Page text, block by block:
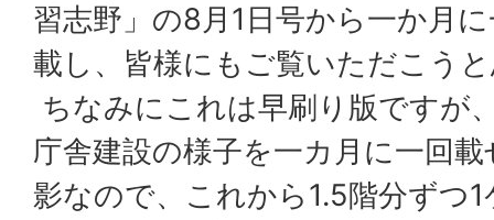
習志野」の8月1日号から一か月
載し、皆様にもご覧いただこう
ちなみにこれは早刷り版ですが
庁舎建設の様子を一カ月に一回
影なので、これから1.5階分ずつ